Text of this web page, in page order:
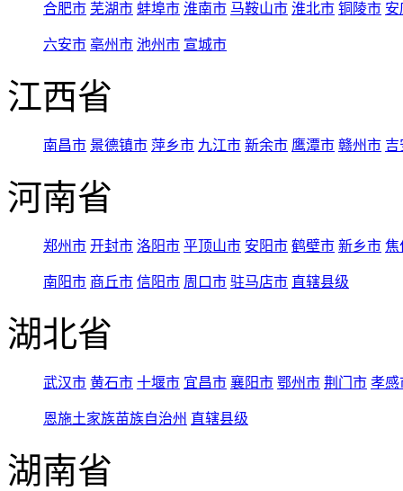
合肥市 芜湖市 蚌埠市 淮南市 马鞍山市 淮北市 铜陵市 安
六安市 亳州市 池州市 宣城市
江西省
南昌市 景德镇市 萍乡市 九江市 新余市 鹰潭市 赣州市 吉
河南省
郑州市 开封市 洛阳市 平顶山市 安阳市 鹤壁市 新乡市 焦
南阳市 商丘市 信阳市 周口市 驻马店市 直辖县级
湖北省
武汉市 黄石市 十堰市 宜昌市 襄阳市 鄂州市 荆门市 孝感
恩施土家族苗族自治州 直辖县级
湖南省